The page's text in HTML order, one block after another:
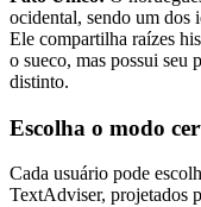
ocidental, sendo um dos
Ele compartilha raízes
o sueco, mas possui
distinto.
Escolha o modo
Cada usuário pode
TextAdviser, projetados